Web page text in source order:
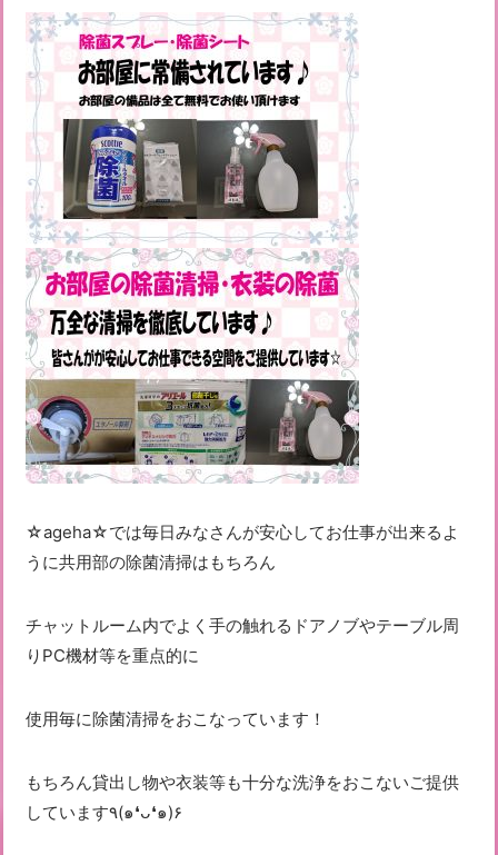
☆ageha☆では毎日みなさんが安心してお仕事が出来るよ
うに共用部の除菌清掃はもちろん
チャットルーム内でよく手の触れるドアノブやテーブル周
りPC機材等を重点的に
使用毎に除菌清掃をおこなっています！
もちろん貸出し物や衣装等も十分な洗浄をおこないご提供
しています٩(๑❛ᴗ❛๑)۶